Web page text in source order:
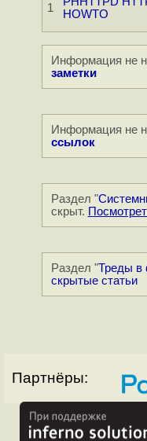
1
HOWTO
Информация не
заметки
Информация не
ссылок
Раздел "
скрыт.
Раздел "Треды в
скрытые статьи
Партнёры: